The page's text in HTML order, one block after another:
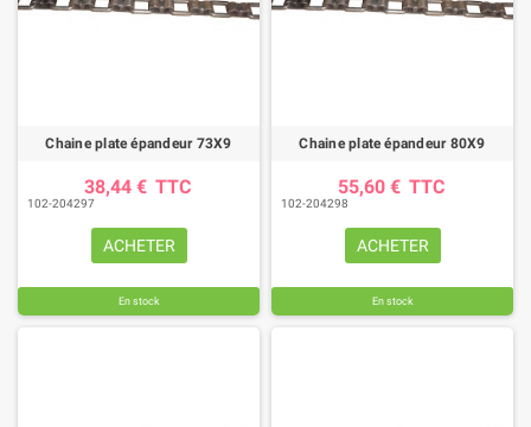
Chaine plate épandeur 73X9
38,44 € TTC
102-204297
ACHETER
En stock
Chaine plate épandeur 80X9
55,60 € TTC
102-204298
ACHETER
En stock